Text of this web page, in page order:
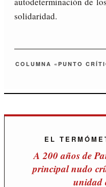
solidaridad.
COLUMNA «PUNTO
EL
A 200 años de
principal nudo
unidad